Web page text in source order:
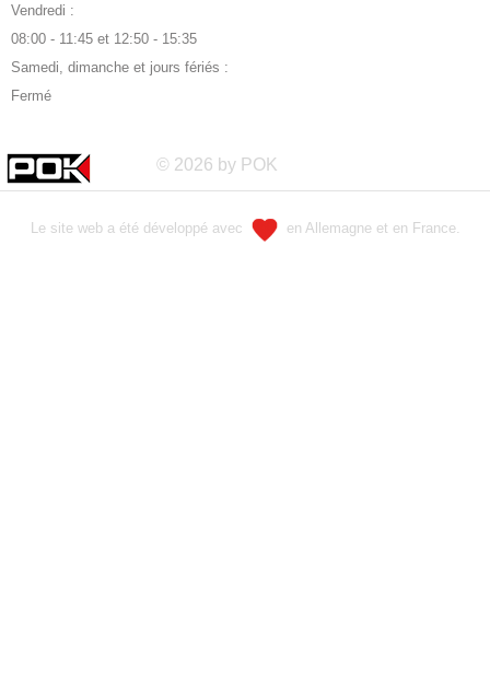
Vendredi :
08:00 - 11:45 et 12:50 - 15:35
Samedi, dimanche et jours fériés :
Fermé
© 2026 by POK
Le site web a été développé avec en Allemagne et en France.